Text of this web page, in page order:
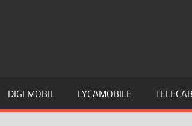
DIGI MOBIL LYCAMOBILE